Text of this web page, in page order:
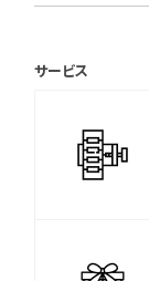
能・ステップイ
ビング機能・フ
＊保証書について
サービス